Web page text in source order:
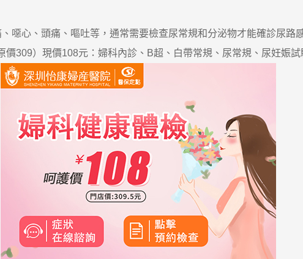
心、頭痛、嘔吐等，通常需要檢查尿常規和分泌物才能確診尿路
價309）現價108元：婦科內診、B超、白帶常規、尿常規、尿妊娠試